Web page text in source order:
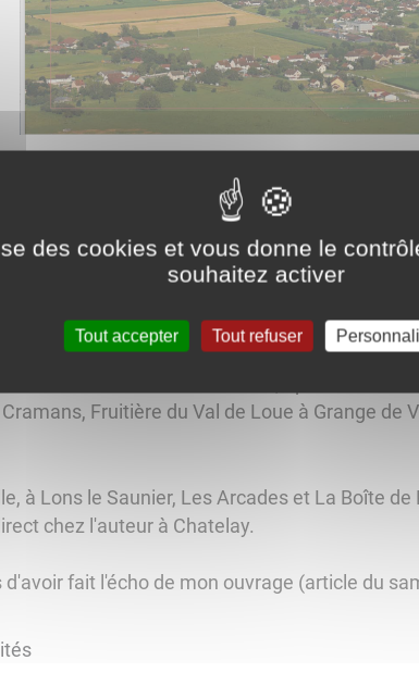
consacré au Val d'Amour. Ce deuxième
vues aériennes des villages de la région
Arc et Senans et Mouchard, Epiceries
Fruitière du Val de Loue à Grange de
à Lons le Saunier, Les Arcades et La Boîte
chez l'auteur à Chatelay.
fait l'écho de mon ouvrage (article du
des cookies et vous donne le
souhaitez activer
Tout accepter Tout refuser